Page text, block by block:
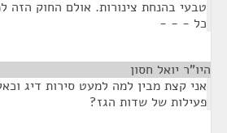
טבעי בהנחת צינורות. אולם החוק
כל - - -
היו"ר יואל חסון
אני קצת מבין למה למעט סירות דיג
פעילות של שדות הגז?